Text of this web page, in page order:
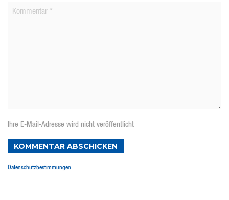
Ihre E-Mail-Adresse wird nicht veröffentlicht
KOMMENTAR ABSCHICKEN
Datenschutzbestimmungen